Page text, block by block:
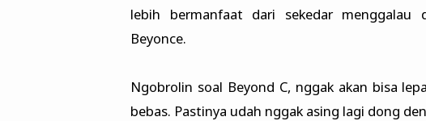
lebih bermanfaat dari sekedar menggalau
Beyonce.
Ngobrolin soal Beyond C, nggak akan bisa
bebas. Pastinya udah nggak asing lagi dong